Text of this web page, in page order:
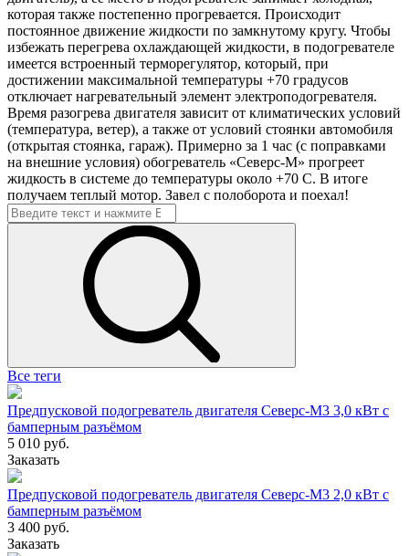
которая также постепенно прогревается. Происходит
постоянное движение жидкости по замкнутому кругу. Чтобы
избежать перегрева охлаждающей жидкости, в подогревателе
имеется встроенный терморегулятор, который, при
достижении максимальной температуры +70 градусов
отключает нагревательный элемент электроподогревателя.
Время разогрева двигателя зависит от климатических условий
(температура, ветер), а также от условий стоянки автомобиля
(открытая стоянка, гараж). Примерно за 1 час (с поправками
на внешние условия) обогреватель «Северс-М» прогреет
жидкость в системе до температуры около +70 С. В итоге
получаем теплый мотор. Завел с полоборота и поехал!
Все теги
Предпусковой подогреватель двигателя Северс-М3 3,0 кВт с
бамперным разъёмом
5 010 руб.
Заказать
Предпусковой подогреватель двигателя Северс-М3 2,0 кВт с
бамперным разъёмом
3 400 руб.
Заказать